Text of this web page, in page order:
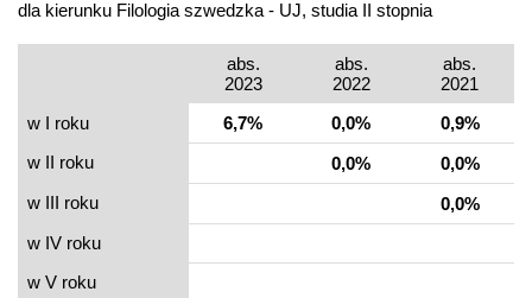
dla kierunku Filologia szwedzka - UJ, studia II stopnia
abs.
2023
abs.
2022
abs.
2021
w I roku
6,7% 0,0%
0,9%
w II roku
0,0%
0,0%
w III roku
0,0%
w IV roku
w V roku